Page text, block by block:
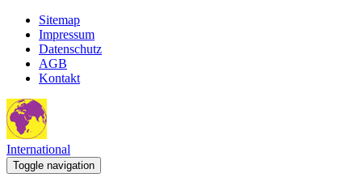
Sitemap
Impressum
Datenschutz
AGB
Kontakt
International
Toggle navigation